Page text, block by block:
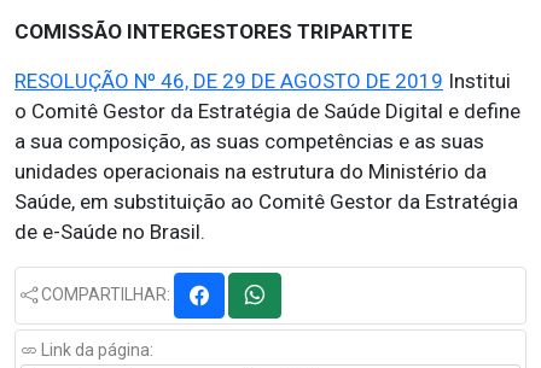
COMISSÃO INTERGESTORES TRIPARTITE
RESOLUÇÃO Nº 46, DE 29 DE AGOSTO DE 2019 Institui
o Comitê Gestor da Estratégia de Saúde Digital e define
a sua composição, as suas competências e as suas
unidades operacionais na estrutura do Ministério da
Saúde, em substituição ao Comitê Gestor da Estratégia
de e-Saúde no Brasil.
COMPARTILHAR:
Link da página: